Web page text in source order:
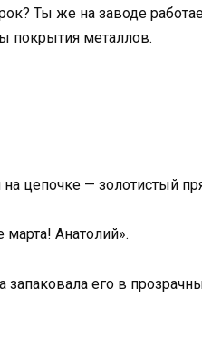
Ты же на заводе
покрытия металлов.
цепочке — золотистый
Анатолий».
его в